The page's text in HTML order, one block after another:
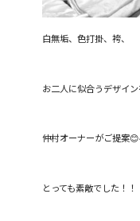
白無垢、色打掛、袴、
お二人に似合うデザイン
仲村オーナーがご提案
とっても素敵でした！！